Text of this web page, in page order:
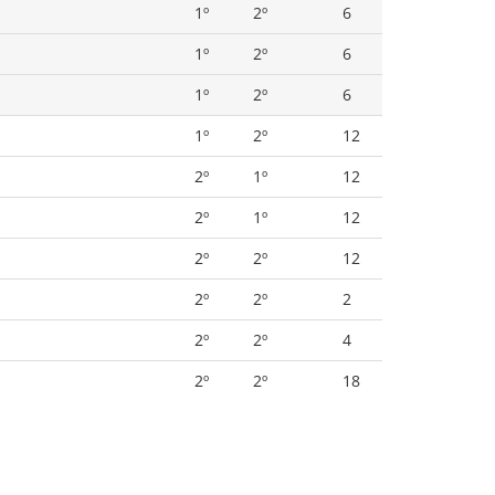
1º 2º
6
1º
2º
6
1º
2º
6
1º
2º
12
2º
1º
12
2º
1º
12
2º
2º
12
2º
2º
2
2º
2º
4
2º
2º 18